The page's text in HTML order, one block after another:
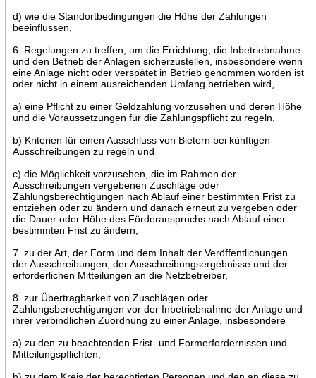
d) wie die Standortbedingungen die Höhe der Zahlungen
beeinflussen,
6. Regelungen zu treffen, um die Errichtung, die Inbetriebnahme
und den Betrieb der Anlagen sicherzustellen, insbesondere wenn
eine Anlage nicht oder verspätet in Betrieb genommen worden ist
oder nicht in einem ausreichenden Umfang betrieben wird,
a) eine Pflicht zu einer Geldzahlung vorzusehen und deren Höhe
und die Voraussetzungen für die Zahlungspflicht zu regeln,
b) Kriterien für einen Ausschluss von Bietern bei künftigen
Ausschreibungen zu regeln und
c) die Möglichkeit vorzusehen, die im Rahmen der
Ausschreibungen vergebenen Zuschläge oder
Zahlungsberechtigungen nach Ablauf einer bestimmten Frist zu
entziehen oder zu ändern und danach erneut zu vergeben oder
die Dauer oder Höhe des Förderanspruchs nach Ablauf einer
bestimmten Frist zu ändern,
7. zu der Art, der Form und dem Inhalt der Veröffentlichungen
der Ausschreibungen, der Ausschreibungsergebnisse und der
erforderlichen Mitteilungen an die Netzbetreiber,
8. zur Übertragbarkeit von Zuschlägen oder
Zahlungsberechtigungen vor der Inbetriebnahme der Anlage und
ihrer verbindlichen Zuordnung zu einer Anlage, insbesondere
a) zu den zu beachtenden Frist- und Formerfordernissen und
Mitteilungspflichten,